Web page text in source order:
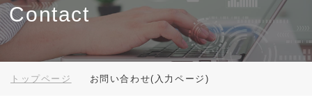
Contact
トップページ お問い合わせ(入力ページ)